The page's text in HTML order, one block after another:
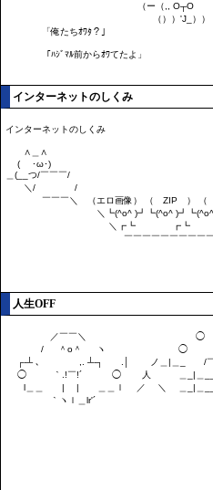
インターネットのしくみ
人生OFF